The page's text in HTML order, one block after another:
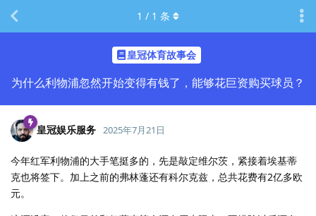
皇冠体育故事会
为什么利物浦忽然开始变得有钱了，能够花巨资购买球员？
1 / 1 条
皇冠娱乐服务 2025年7月21日
今年红军利物浦的大手笔挺多的，先是敲定维尔茨，紧接着埃基蒂
克也将签下。加上之前的弗林蓬还有科尔克兹，总共花费有2亿多欧
元。